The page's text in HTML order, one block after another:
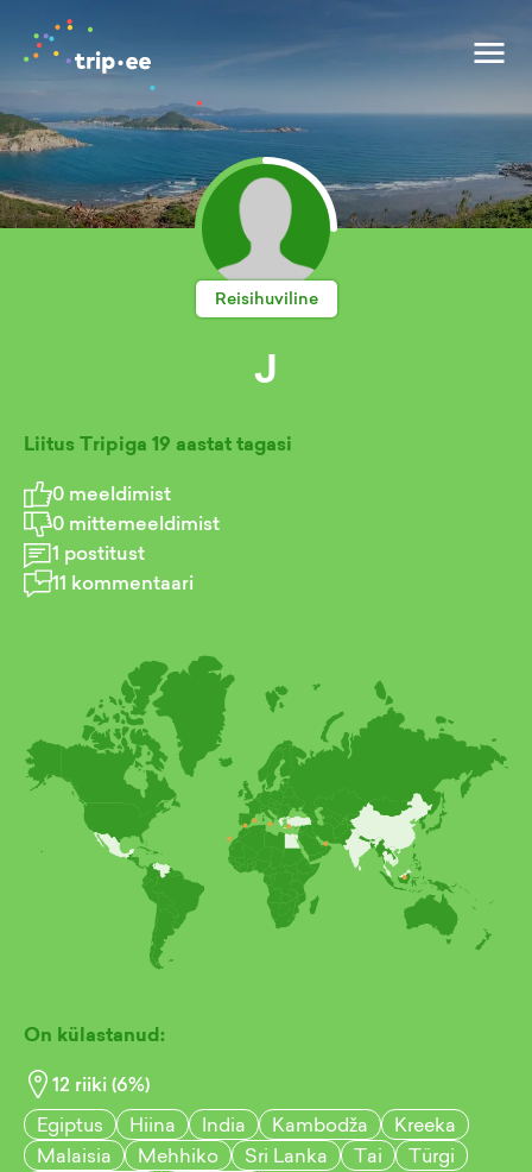
Reisihuviline
J
Liitus Tripiga 19 aastat tagasi
0 meeldimist
0 mittemeeldimist
1 postitust
11 kommentaari
On külastanud:
12 riiki (6%)
Egiptus
Hiina India Kambodža
Kreeka
Malaisia
Mehhiko Sri Lanka Tai
Türgi